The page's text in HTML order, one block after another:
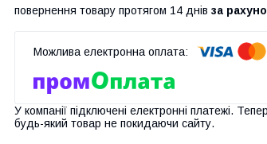
повернення товару протягом 14 днів за
У компанії підключені електронні платежі.
будь-який товар не покидаючи сайту.